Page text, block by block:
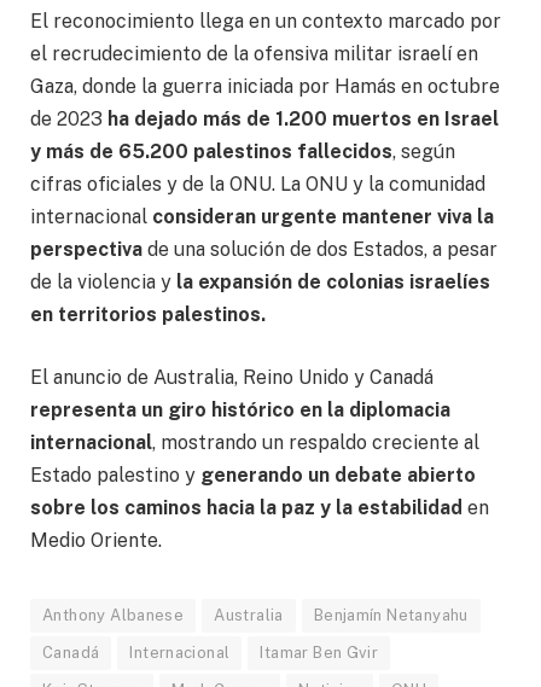
El reconocimiento llega en un contexto marcado por
el recrudecimiento de la ofensiva militar israelí en
Gaza, donde la guerra iniciada por Hamás en octubre
de 2023 ha dejado más de 1.200 muertos en Israel
y más de 65.200 palestinos fallecidos, según
cifras oficiales y de la ONU. La ONU y la comunidad
internacional consideran urgente mantener viva la
perspectiva de una solución de dos Estados, a pesar
de la violencia y la expansión de colonias israelíes
en territorios palestinos.
El anuncio de Australia, Reino Unido y Canadá
representa un giro histórico en la diplomacia
internacional, mostrando un respaldo creciente al
Estado palestino y generando un debate abierto
sobre los caminos hacia la paz y la estabilidad en
Medio Oriente.
Anthony Albanese Australia Benjamín Netanyahu
Canadá Internacional Itamar Ben Gvir